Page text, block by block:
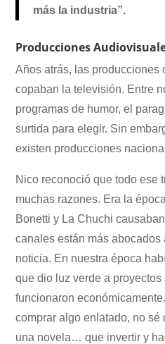
más la industria”.
Producciones
Años atrás, las producciones
copaban la televisión. Entre
programas de humor, el
surtida para elegir. Sin
existen producciones
Nico reconoció que todo ese
muchas razones. Era la
Bonetti y La Chuchi
canales están más abocados
noticia. En nuestra época
que dio luz verde a
funcionaron
comprar algo enlatado, no sé
una novela… que invertir y